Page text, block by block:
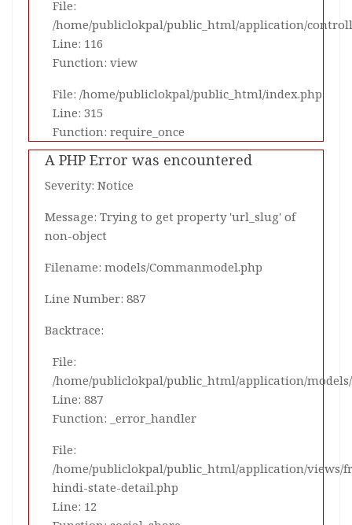
File:
/home/publiclokpal/public_html/application/
Line: 116
Function: view
File: /home/publiclokpal/public_html/index.php
Line: 315
Function: require_once
A PHP Error was encountered
Severity: Notice
Message: Trying to get property 'url_slug' of
non-object
Filename: models/Commanmodel.php
Line Number: 887
Backtrace:
File:
/home/publiclokpal/public_html/application/
Line: 887
Function: _error_handler
File:
/home/publiclokpal/public_html/application/views/
hindi-state-detail.php
Line: 12